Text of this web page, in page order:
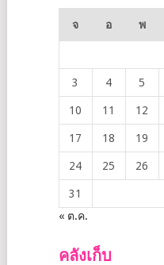
จ อ พ
3 4 5
10 11 12
17 18 19
24 25 26
31
« ต.ค.
คลังเก็บ